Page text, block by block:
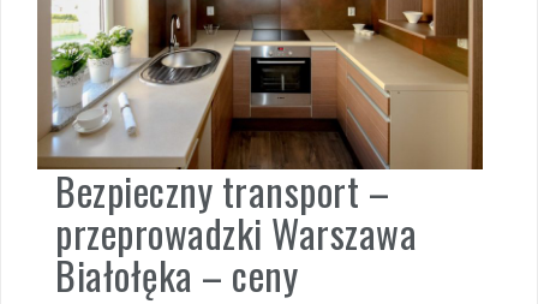
Bezpieczny transport –
przeprowadzki Warszawa
Białołęka – ceny